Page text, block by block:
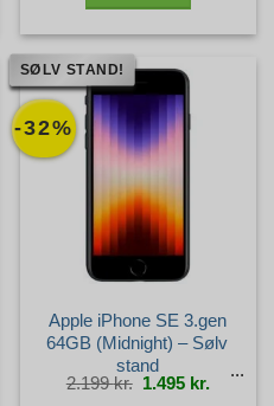
-32%
SØLV STAND!
Apple iPhone SE 3.gen
64GB (Midnight) – Sølv
stand
2.199kr. Den
oprindelige
pris
1.495 kr. Den
aktuelle
pris